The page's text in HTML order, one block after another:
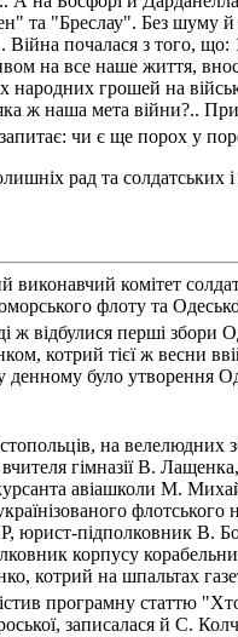
та "Бреслау". Без шуму й
почалася з того, що:
на все наше життя,
народних грошей на
ж наша мета війни?..
чи є ще порох у
рад та солдатських
комітет
флоту та
ж відбулися перші збори
котрий тієї ж весни
денному було утворення
на велелюдних
гімназії В.
авіашколи М.
юрист-підполковник В.
корпусу
котрий на шпальтах
програмну статтю "Хто
записалася й С.